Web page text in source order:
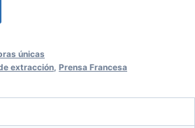
únicas
extracción, Prensa Francesa